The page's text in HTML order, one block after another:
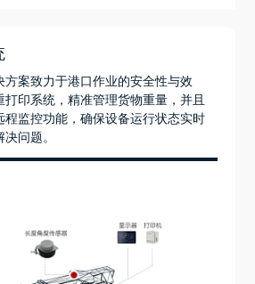
方案致力于港口作业的安全性与效
印系统，精准管理货物重量，并且
程监控功能，确保设备运行状态实时
问题。